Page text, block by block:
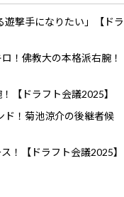
撃手になりたい」【ドラ
！佛教大の本格派右腕！
【ドラフト会議2025】
ド！菊池涼介の後継者候
！【ドラフト会議2025】